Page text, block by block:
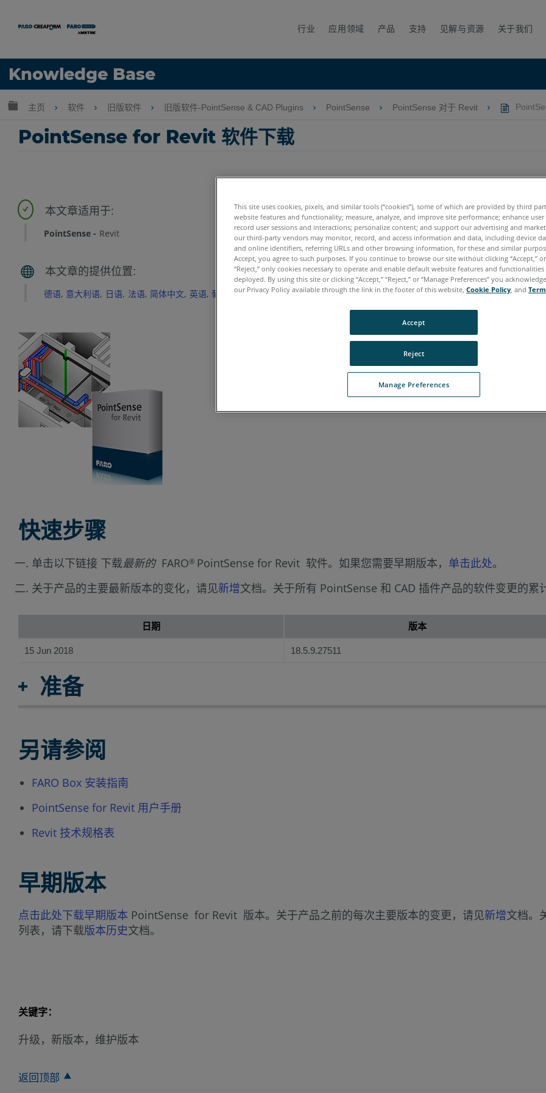
行业 应用领域 产品 支持 见解与资源 关于我们
Knowledge Base
语言
扩展/隐缩全局层次
主页 软件 旧版软件 旧版软件-PointSense & CAD Plugins PointSense PointSense 对于 Revit
PointSense for Revit 软件下载
PointSense Revit
德语 意大利语 日语 法语 简体中文 英语 葡萄牙语 西班牙语 韩语
快速步骤
单击以下链接 下载最新的 FARO® PointSense for Revit 软件。如果您需要早期版本， 单击此处。
关于产品的主要最新版本的变化，请见新增文档。关于所有 PointSense 和 CAD 插件产品的软件变更的累
日期 版本
15 Jun 2018 18.5.9.27511
准备
另请参阅
FARO Box 安装指南
PointSense for Revit 用户手册
Revit 技术规格表
早期版本
点击此处下载早期版本 PointSense for Revit 版本。关于产品之前的每次主要版本的变更，请见新增文档。
列表，请下载版本历史文档。
关键字：
升级，新版本，维护版本
返回顶部
This site uses cookies, pixels, and similar tools (“cookies”), some of which are provided by third
website features and functionality; measure, analyze, and improve site performance; enhance user
record user sessions and interactions; personalize content; and support our advertising and
our third-party vendors may monitor, record, and access information and data, including device
and online identifiers, referring URLs and other browsing information, for these and similar
Accept, you agree to such purposes. If you continue to browse our site without clicking “Accept,”
“Reject,” only cookies necessary to operate and enable default website features and
deployed. By using this site or clicking “Accept,” “Reject,” or “Manage Preferences” you
our Privacy Policy available through the link in the footer of this website, Cookie Policy, and
Manage Preferences
Reject
Accept